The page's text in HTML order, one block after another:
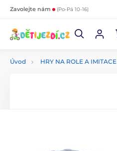
Zavolejte nám (Po-Pá 10-16)
Úvod HRY NA ROLE A IMITACE